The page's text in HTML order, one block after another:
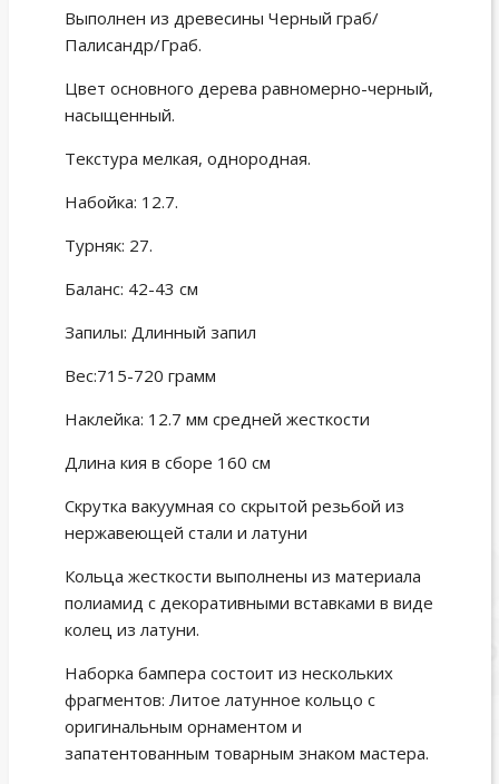
Выполнен из древесины Черный граб/
Палисандр/Граб.
Цвет основного дерева равномерно-черный,
насыщенный.
Текстура мелкая, однородная.
Набойка: 12.7.
Турняк: 27.
Баланс: 42-43 см
Запилы: Длинный запил
Вес:715-720 грамм
Наклейка: 12.7 мм средней жесткости
Длина кия в сборе 160 см
Скрутка вакуумная со скрытой резьбой из
нержавеющей стали и латуни
Кольца жесткости выполнены из материала
полиамид с декоративными вставками в виде
колец из латуни.
Наборка бампера состоит из нескольких
фрагментов: Литое латунное кольцо с
оригинальным орнаментом и
запатентованным товарным знаком мастера.